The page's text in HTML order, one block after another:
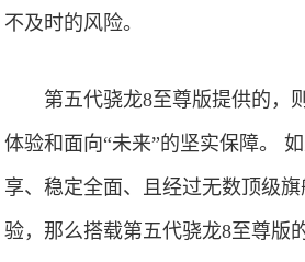
不及时的风险。
第五代骁龙8至尊版提供的，
体验和面向“未来”的坚实保障。
享、稳定全面、且经过无数顶级
验，那么搭载第五代骁龙8至尊版